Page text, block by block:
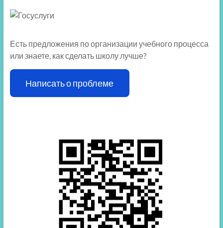
Есть предложения по организации учебного процесса
или знаете, как сделать школу лучше?
Написать о проблеме